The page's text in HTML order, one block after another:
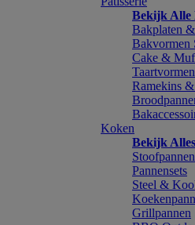
Bekijk Alle
Bakplaten
Bakvormen
Cake &
Taartvormen
Ramekins
Koken
Bekijk
Stoofpannen
Pannensets
Steel &
Grillpannen